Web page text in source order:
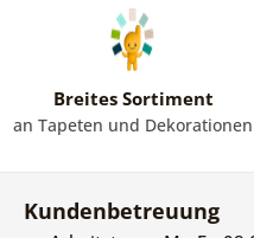
Breites Sortiment
an Tapeten und Dekorationen
Kundenbetreuung